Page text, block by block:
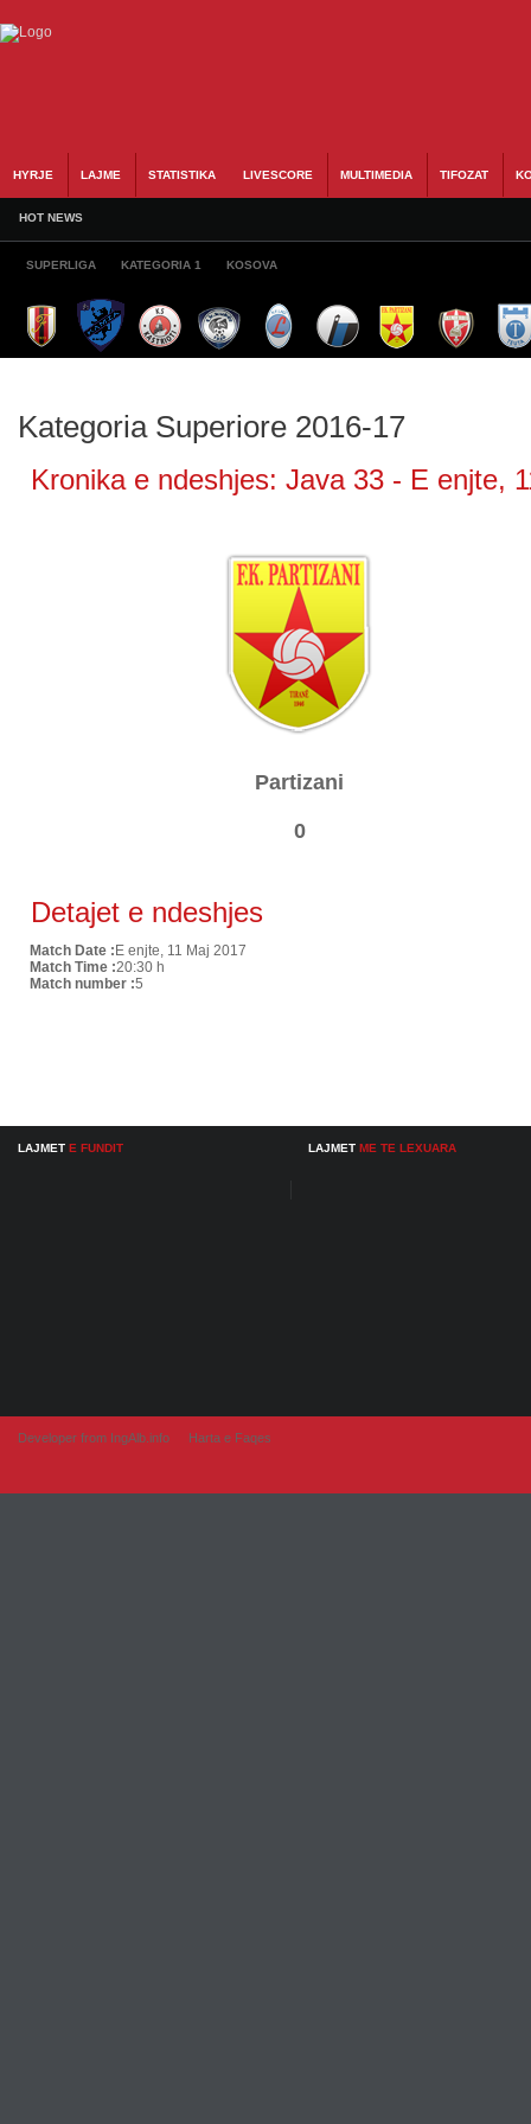
HYRJE LAJME STATISTIKA LIVESCORE MULTIMEDIA TIFOZAT
HOT NEWS
SUPERLIGA KATEGORIA 1 KOSOVA
Kategoria Superiore 2016-17
Kronika e ndeshjes: Java 33 - E enjte,
Partizani
0
Detajet e ndeshjes
Match Date : E enjte, 11 Maj 2017
Match Time :20:30 h
Match number :5
LAJMET E FUNDIT LAJMET ME TE LEXUARA
Developer from IngAlb.info Harta e Faqes